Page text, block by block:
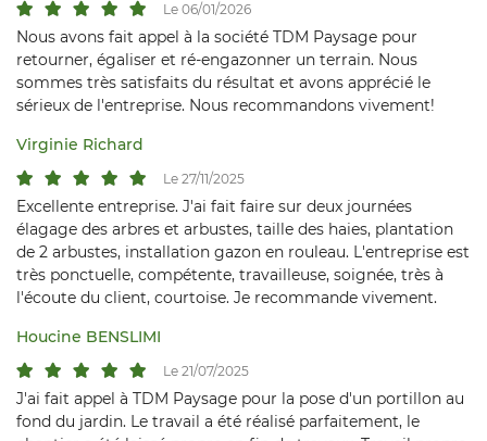
Accueil
Entretien
Une question
Le 06/01/2026
Nous avons fait appel à la société TDM Paysage pour
retourner, égaliser et ré-engazonner un terrain. Nous
sommes très satisfaits du résultat et avons apprécié le
sérieux de l'entreprise. Nous recommandons vivement!
Virginie Richard
Le 27/11/2025
Excellente entreprise. J'ai fait faire sur deux journées
élagage des arbres et arbustes, taille des haies, plantation
de 2 arbustes, installation gazon en rouleau. L'entreprise est
très ponctuelle, compétente, travailleuse, soignée, très à
l'écoute du client, courtoise. Je recommande vivement.
Houcine BENSLIMI
Le 21/07/2025
J'ai fait appel à TDM Paysage pour la pose d'un portillon au
fond du jardin. Le travail a été réalisé parfaitement, le